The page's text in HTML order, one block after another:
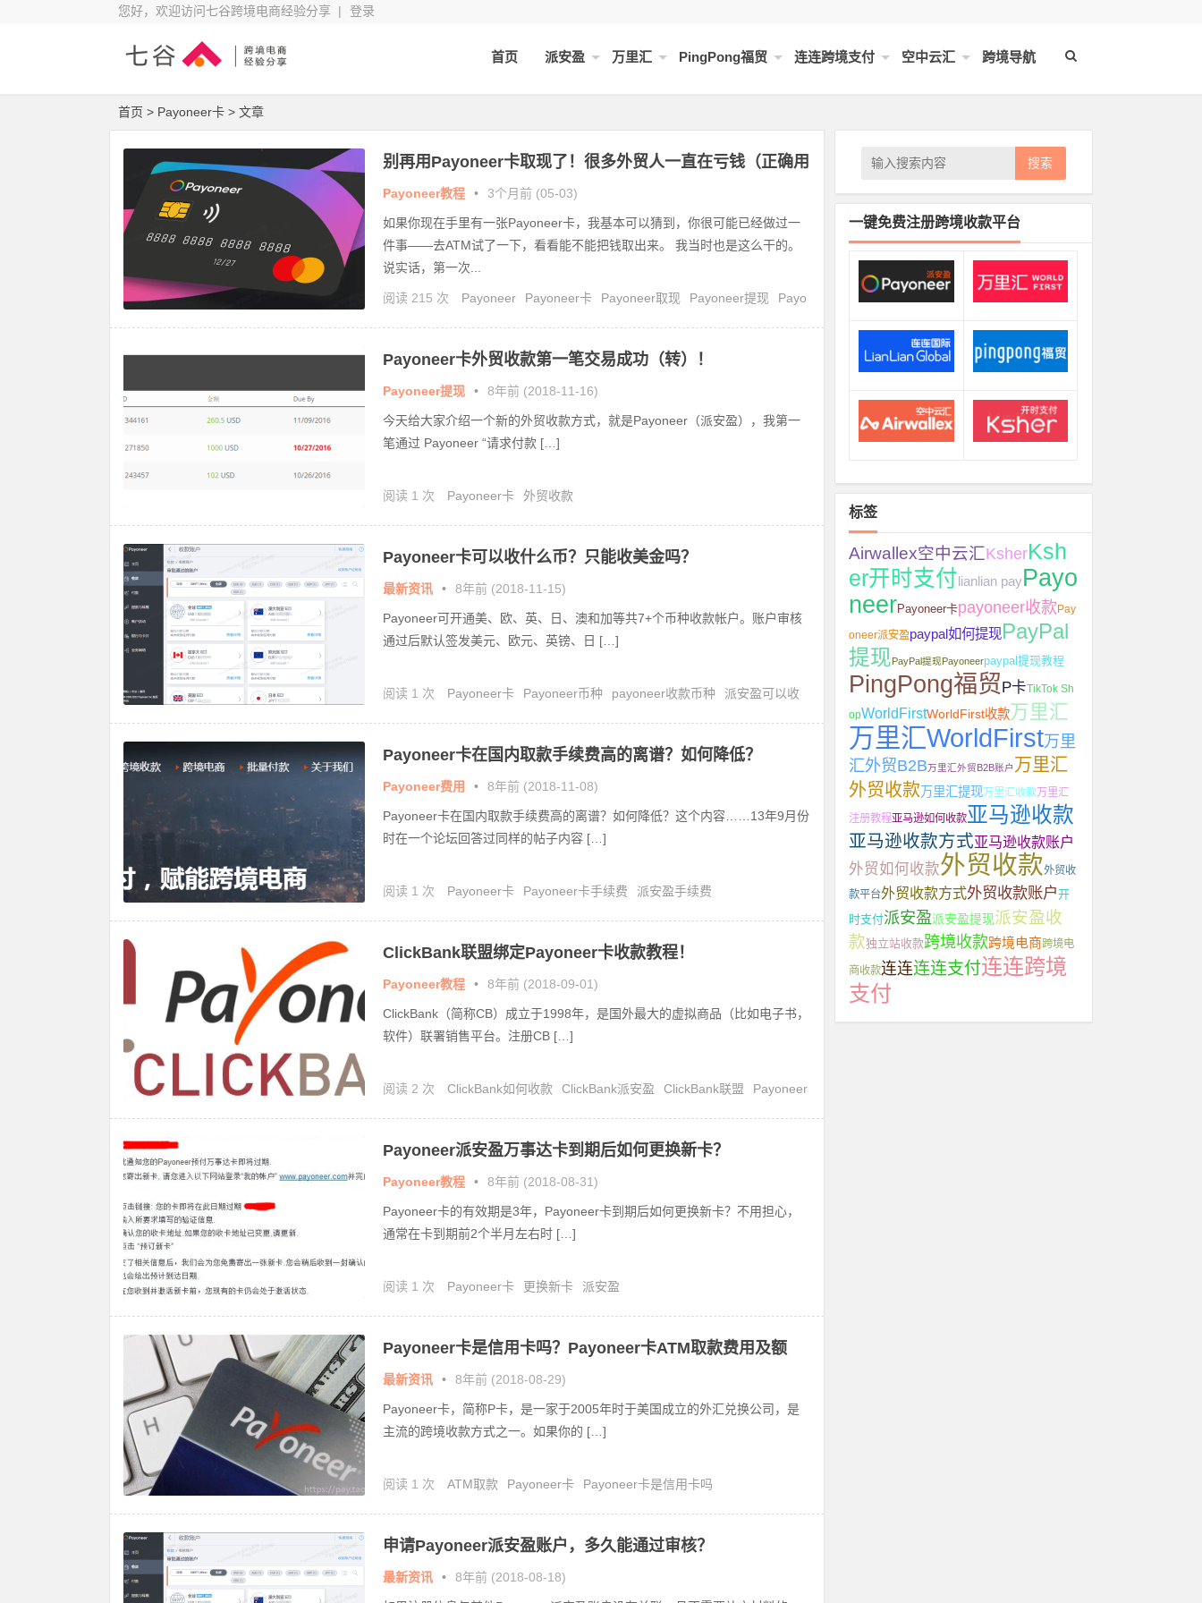
您好，欢迎访问七谷跨境电商经验分享 | 登录
首页 派安盈 万里汇 PingPong福贸 连连跨境支付 空中云汇 跨境导航
首页 > Payoneer卡 > 文章
别再用Payoneer卡取现了！很多外贸人一直在亏钱（正确用
法一次讲清）
Payoneer教程 • 3个月前 (05-03)
如果你现在手里有一张Payoneer卡，我基本可以猜到，你很可能已经做过一
件事——去ATM试了一下，看看能不能把钱取出来。 我当时也是这么干的。
说实话，第一次...
阅读 215 次 Payoneer Payoneer卡 Payoneer取现 Payoneer提现
Payo
Payoneer卡外贸收款第一笔交易成功（转）！
Payoneer提现 • 8年前 (2018-11-16)
今天给大家介绍一个新的外贸收款方式，就是Payoneer（派安盈），我第一
笔通过 Payoneer “请求付款 […]
阅读 1 次 Payoneer卡 外贸收款
Payoneer卡可以收什么币？只能收美金吗？
最新资讯 • 8年前 (2018-11-15)
Payoneer可开通美、欧、英、日、澳和加等共7+个币种收款帐户。账户审核
通过后默认签发美元、欧元、英镑、日 […]
阅读 1 次 Payoneer卡 Payoneer币种 payoneer收款币种
派安盈可以收
Payoneer卡在国内取款手续费高的离谱？如何降低？
Payoneer费用 • 8年前 (2018-11-08)
Payoneer卡在国内取款手续费高的离谱？如何降低？这个内容……13年9月份
时在一个论坛回答过同样的帖子内容 […]
阅读 1 次 Payoneer卡 Payoneer卡手续费 派安盈手续费
ClickBank联盟绑定Payoneer卡收款教程！
Payoneer教程 • 8年前 (2018-09-01)
ClickBank（简称CB）成立于1998年，是国外最大的虚拟商品（比如电子书，
软件）联署销售平台。注册CB […]
阅读 2 次 ClickBank如何收款 ClickBank派安盈 ClickBank联盟
Payoneer
Payoneer派安盈万事达卡到期后如何更换新卡？
Payoneer教程 • 8年前 (2018-08-31)
Payoneer卡的有效期是3年，Payoneer卡到期后如何更换新卡？不用担心，
通常在卡到期前2个半月左右时 […]
阅读 1 次 Payoneer卡 更换新卡 派安盈
Payoneer卡是信用卡吗？Payoneer卡ATM取款费用及额
度！
最新资讯 • 8年前 (2018-08-29)
Payoneer卡，简称P卡，是一家于2005年时于美国成立的外汇兑换公司，是
主流的跨境收款方式之一。如果你的 […]
阅读 1 次 ATM取款 Payoneer卡 Payoneer卡是信用卡吗
申请Payoneer派安盈账户，多久能通过审核？
最新资讯 • 8年前 (2018-08-18)
搜索
一键免费注册跨境收款平台
标签
Airwallex空中云汇KsherKsh
er开时支付 lianlian payPayo
neerPayoneer卡payoneer收款Pay
oneer派安盈paypal如何提现PayPal
提现PayPal提现Payoneerpaypal提现教程
PingPong福贸P卡TikTok Sh
opWorldFirstWorldFirst收款万里汇
万里汇WorldFirst万里
汇外贸B2B万里汇外贸B2B账户 万里汇
外贸收款 万里汇提现万里汇收款万里汇
注册教程亚马逊如何收款亚马逊收款
亚马逊收款方式亚马逊收款账户
外贸如何收款外贸收款外贸收
款平台外贸收款方式外贸收款账户开
时支付派安盈派安盈提现派安盈收
款独立站收款跨境收款跨境电商跨境电
商收款连连连连支付连连跨境
支付